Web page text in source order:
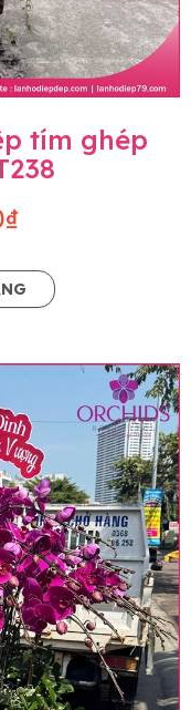
tím ghép